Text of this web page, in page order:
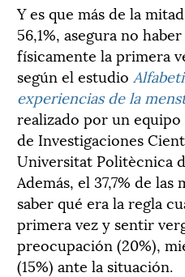
Y es que más de la
56,1%, asegura no
físicamente la primera
según el estudio
experiencias de la
realizado por un
de Investigaciones
Universitat Politècnica
Además, el 37,7% de
saber qué era la regla
primera vez y sentir
preocupación (20%),
(15%) ante la situación.